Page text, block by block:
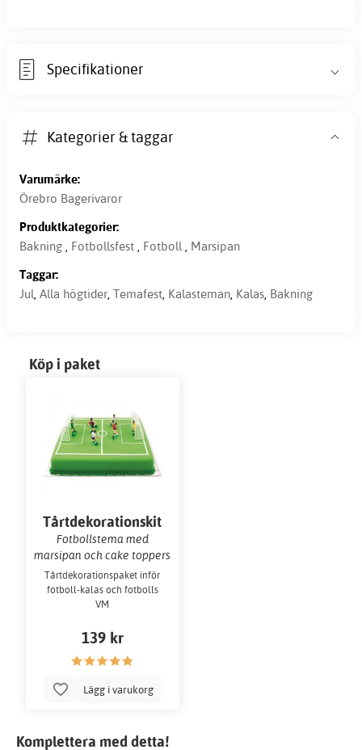
Specifikationer
Kategorier & taggar
Varumärke:
Örebro Bagerivaror
Produktkategorier:
Bakning , Fotbollsfest , Fotboll , Marsipan
Taggar:
Jul, Alla högtider, Temafest, Kalasteman, Kalas, Bakning
Köp i paket
Tårtdekorationskit
Fotbollstema med
marsipan och cake toppers
Tårtdekorationspaket inför
fotboll-kalas och fotbolls
VM
139 kr
Lägg i varukorg
Komplettera med detta!